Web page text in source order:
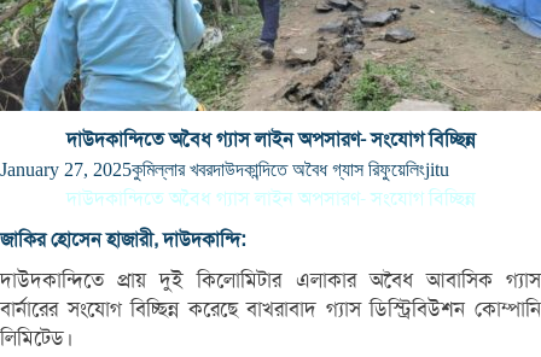
দাউদকান্দিতে অবৈধ গ্যাস লাইন অপসারণ- সংযোগ বিচ্ছিন্ন
January 27, 2025কুমিল্লার খবরদাউদকান্দিতে অবৈধ গ্যাস রিফুয়েলিংjitu
দাউদকান্দিতে অবৈধ গ্যাস লাইন অপসারণ- সংযোগ বিচ্ছিন্ন
জাকির হোসেন হাজারী, দাউদকান্দি:
দাউদকান্দিতে প্রায় দুই কিলোমিটার এলাকার অবৈধ আবাসিক গ্যাস
বার্নারের সংযোগ বিচ্ছিন্ন করেছে বাখরাবাদ গ্যাস ডিস্ট্রিবিউশন কোম্পানি
লিমিটেড।